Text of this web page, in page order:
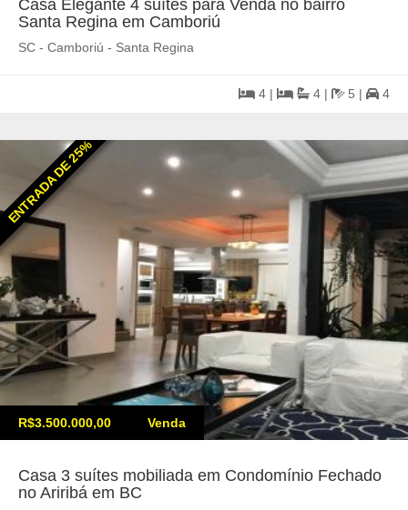
Casa Elegante 4 suítes para Venda no bairro
Santa Regina em Camboriú
SC - Camboriú - Santa Regina
4 | 4 | 5 | 4
ENTRADA DE 25%
R$3.500.000,00 Venda
Casa 3 suítes mobiliada em Condomínio Fechado
no Ariribá em BC